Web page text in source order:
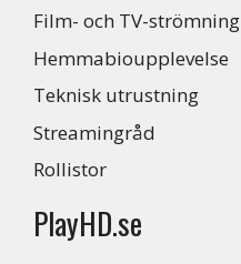
Film- och TV-strömning
Hemmabioupplevelse
Teknisk utrustning
Streamingråd
Rollistor
PlayHD.se